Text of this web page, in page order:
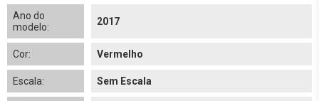
Ano do
modelo:
2017
Cor: Vermelho
Escala: Sem Escala